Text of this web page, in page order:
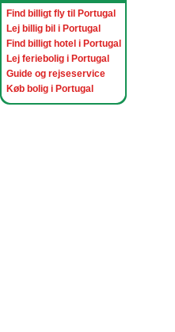
Find billigt fly til Portugal
Lej billig bil i Portugal
Find billigt hotel i Portugal
Lej feriebolig i Portugal
Guide og rejseservice
Køb bolig i Portugal